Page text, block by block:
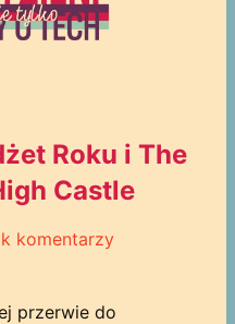
Roku i The
Castle
komentarzy
przerwie do